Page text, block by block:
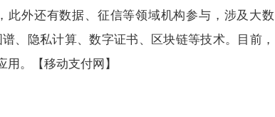
外还有数据、征信等领域机构参与，涉及大数
、隐私计算、数字证书、区块链等技术。目前，
。【移动支付网】